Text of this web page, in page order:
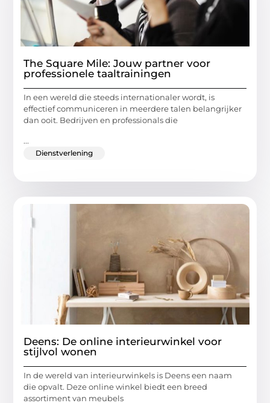
The Square Mile: Jouw partner voor
professionele taaltrainingen
In een wereld die steeds internationaler wordt, is
effectief communiceren in meerdere talen belangrijker
dan ooit. Bedrijven en professionals die
...
Dienstverlening
Deens: De online interieurwinkel voor
stijlvol wonen
In de wereld van interieurwinkels is Deens een naam
die opvalt. Deze online winkel biedt een breed
assortiment van meubels